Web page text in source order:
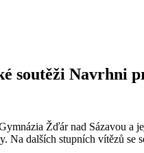
soutěži Navrhni
Žďár nad Sázavou
Na dalších stupních vítězů se